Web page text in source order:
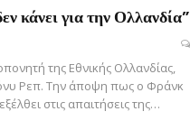
κάνει για την Ολλανδία”
της Εθνικής Ολλανδίας,
Ρεπ. Την άποψη πως ο Φράνκ
στις απαιτήσεις της…